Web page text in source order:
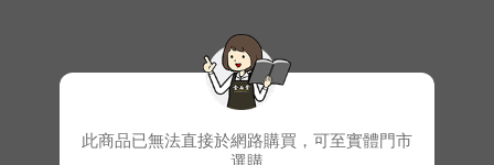
此商品已無法直接於網路購買，可至實體門市
選購